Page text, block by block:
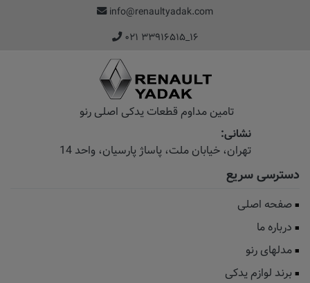
info@renaultyadak.com
۰۲۱ ۳۳۹۱۶۵۱۵_۱۶
تامین مداوم قطعات یدکی اصلی رنو
نشانی:
تهران، خیابان‌ ملت، پاساژ‌ پارسیان، واحد 14
دسترسی سریع
صفحه اصلی
درباره ما
مدلهای رنو
برند لوازم یدکی